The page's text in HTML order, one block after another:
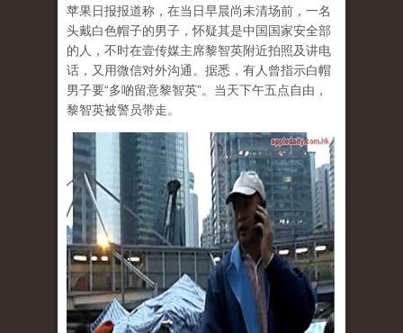
苹果日报报道称，在当日早晨尚未清场前，一名
头戴白色帽子的男子，怀疑其是中国国家安全部
的人，不时在壹传媒主席黎智英附近拍照及讲电
话，又用微信对外沟通。据悉，有人曾指示白帽
男子要“多啲留意黎智英”。当天下午五点自由，
黎智英被警员带走。